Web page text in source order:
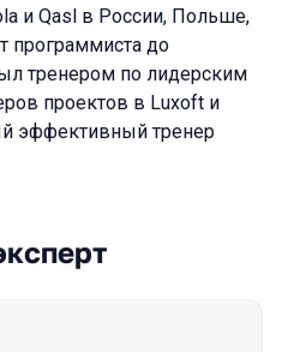
и Qasl в России, Польше,
программиста до
тренером по лидерским
проектов в Luxoft и
эффективный тренер
2024 Spring